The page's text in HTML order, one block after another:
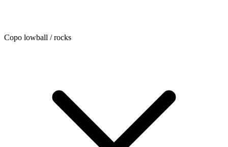
Copo lowball / rocks